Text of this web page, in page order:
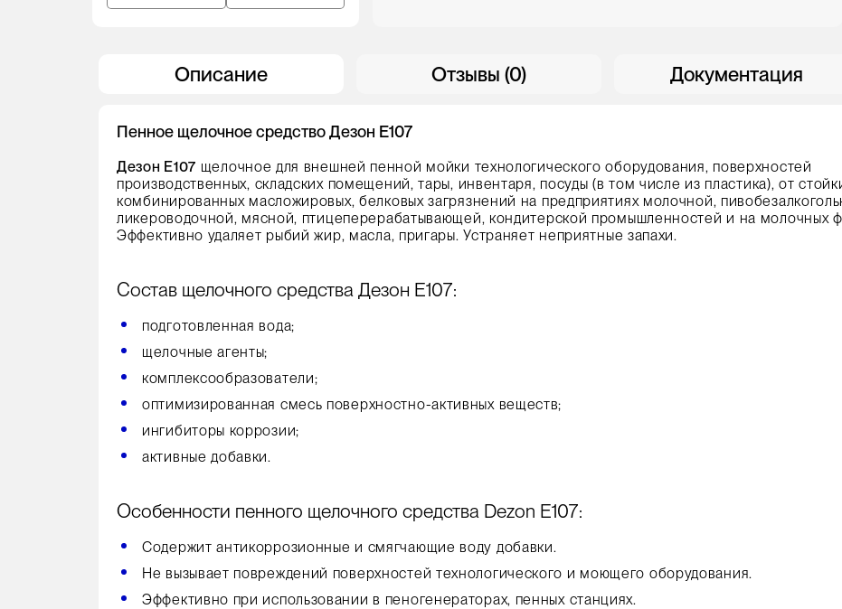
Описание Отзывы (0) Документация
Пенное щелочное средство Дезон E107
Дезон E107 щелочное для внешней пенной мойки технологического оборудования, поверхностей
производственных, складских помещений, тары, инвентаря, посуды (в том числе из пластика), от
комбинированных масложировых, белковых загрязнений на предприятиях молочной,
ликероводочной, мясной, птицеперерабатывающей, кондитерской промышленностей и на молочных
Эффективно удаляет рыбий жир, масла, пригары. Устраняет неприятные запахи.
Состав щелочного средства Дезон Е107:
подготовленная вода;
щелочные агенты;
комплексообразователи;
оптимизированная смесь поверхностно-активных веществ;
ингибиторы коррозии;
активные добавки.
Особенности пенного щелочного средства Dezon E107:
Содержит антикоррозионные и смягчающие воду добавки.
Не вызывает повреждений поверхностей технологического и моющего оборудования.
Эффективно при использовании в пеногенераторах, пенных станциях.